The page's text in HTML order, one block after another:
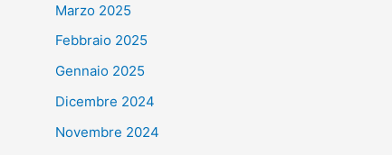
Marzo 2025
Febbraio 2025
Gennaio 2025
Dicembre 2024
Novembre 2024